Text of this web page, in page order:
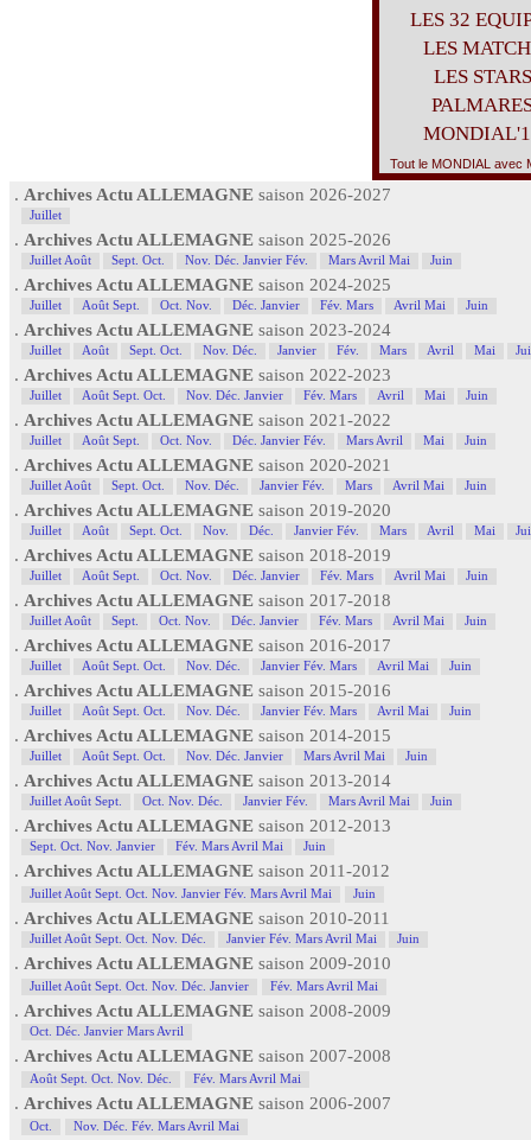
LES 32
LES
LES STARS
Tout le MONDIAL avec
. Archives Actu ALLEMAGNE saison 2026-2027
Juillet
. Archives Actu ALLEMAGNE saison 2025-2026
Juillet Août Sept. Oct. Nov. Déc. Janvier Fév. Mars Avril Mai Juin
. Archives Actu ALLEMAGNE saison 2024-2025
Juillet Août Sept. Oct. Nov. Déc. Janvier Fév. Mars Avril Mai Juin
. Archives Actu ALLEMAGNE saison 2023-2024
Juillet Août Sept. Oct. Nov. Déc. Janvier Fév. Mars Avril Mai
. Archives Actu ALLEMAGNE saison 2022-2023
Juillet Août Sept. Oct. Nov. Déc. Janvier Fév. Mars Avril Mai Juin
. Archives Actu ALLEMAGNE saison 2021-2022
Juillet Août Sept. Oct. Nov. Déc. Janvier Fév. Mars Avril Mai Juin
. Archives Actu ALLEMAGNE saison 2020-2021
Juillet Août Sept. Oct. Nov. Déc. Janvier Fév. Mars Avril Mai Juin
. Archives Actu ALLEMAGNE saison 2019-2020
Juillet Août Sept. Oct. Nov. Déc. Janvier Fév. Mars Avril Mai
. Archives Actu ALLEMAGNE saison 2018-2019
Juillet Août Sept. Oct. Nov. Déc. Janvier Fév. Mars Avril Mai Juin
. Archives Actu ALLEMAGNE saison 2017-2018
Juillet Août Sept. Oct. Nov. Déc. Janvier Fév. Mars Avril Mai Juin
. Archives Actu ALLEMAGNE saison 2016-2017
Juillet Août Sept. Oct. Nov. Déc. Janvier Fév. Mars Avril Mai Juin
. Archives Actu ALLEMAGNE saison 2015-2016
Juillet Août Sept. Oct. Nov. Déc. Janvier Fév. Mars Avril Mai Juin
. Archives Actu ALLEMAGNE saison 2014-2015
Juillet Août Sept. Oct. Nov. Déc. Janvier Mars Avril Mai Juin
. Archives Actu ALLEMAGNE saison 2013-2014
Juillet Août Sept. Oct. Nov. Déc. Janvier Fév. Mars Avril Mai Juin
. Archives Actu ALLEMAGNE saison 2012-2013
Sept. Oct. Nov. Janvier Fév. Mars Avril Mai Juin
. Archives Actu ALLEMAGNE saison 2011-2012
Juillet Août Sept. Oct. Nov. Janvier Fév. Mars Avril Mai Juin
. Archives Actu ALLEMAGNE saison 2010-2011
Juillet Août Sept. Oct. Nov. Déc. Janvier Fév. Mars Avril Mai Juin
. Archives Actu ALLEMAGNE saison 2009-2010
Juillet Août Sept. Oct. Nov. Déc. Janvier Fév. Mars Avril Mai
. Archives Actu ALLEMAGNE saison 2008-2009
Oct. Déc. Janvier Mars Avril
. Archives Actu ALLEMAGNE saison 2007-2008
Août Sept. Oct. Nov. Déc. Fév. Mars Avril Mai
. Archives Actu ALLEMAGNE saison 2006-2007
Oct. Nov. Déc. Fév. Mars Avril Mai